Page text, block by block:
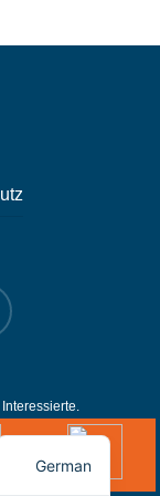
German
English